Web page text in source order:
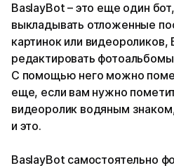
BaslayBot – это еще один
выкладывать отложенные
картинок или
редактировать
С помощью него можно
еще, если вам нужно
видеоролик водяным
и это.
BaslayBot самостоятельно